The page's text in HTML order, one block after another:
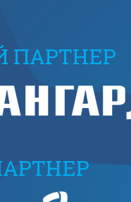
ПАРТНЕР